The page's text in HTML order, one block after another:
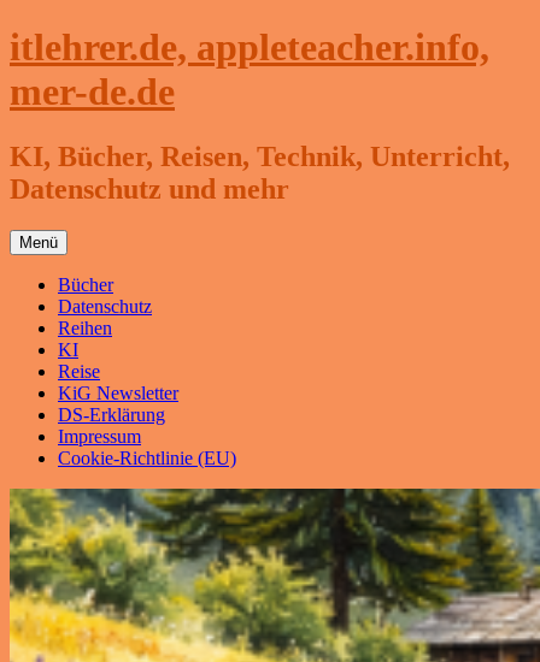
Zum
Inhalt
itlehrer.de, appleteacher.info,
mer-de.de
KI, Bücher, Reisen, Technik, Unterricht,
Datenschutz und mehr
Menü
Bücher
Datenschutz
Reihen
KI
Reise
KiG Newsletter
DS-Erklärung
Impressum
Cookie-Richtlinie (EU)